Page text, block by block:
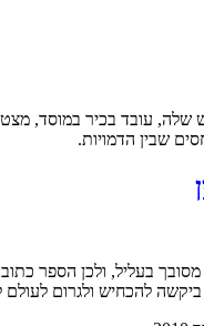
שלה, עובד בכיר במוסד,
שבין הדמויות.
פפה טוען שהסיפור של 1948 אינו
להכחיש ולגרום לעולם